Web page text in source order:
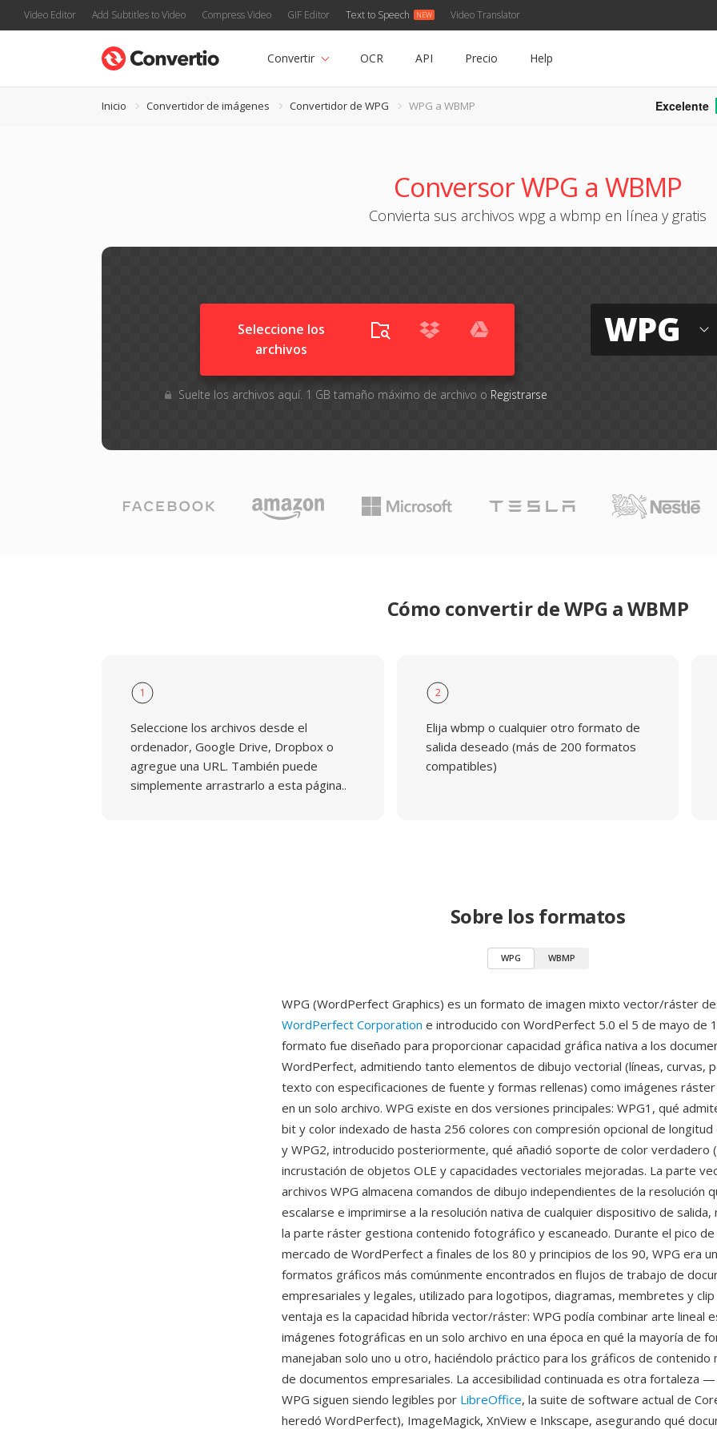
Video Editor Add Subtitles to Video Compress Video GIF Editor Text to Speech Video Translator
Convertir OCR API Precio Help
Inicio Convertidor de imágenes Convertidor de WPG WPG a WBMP Excelente
Conversor WPG a WBMP
Convierta sus archivos wpg a wbmp en línea y gratis
Seleccione los
archivos
Suelte los archivos aquí. 1 GB tamaño máximo de archivo o Registrarse
WPG
Cómo convertir de WPG a WBMP
1
Seleccione los archivos desde el
ordenador, Google Drive, Dropbox o
agregue una URL. También puede
simplemente arrastrarlo a esta página..
2
Elija wbmp o cualquier otro formato de
salida deseado (más de 200 formatos
compatibles)
Sobre los formatos
WPG WBMP
WPG (WordPerfect Graphics) es un formato de imagen mixto vector/ráster
WordPerfect Corporation e introducido con WordPerfect 5.0 el 5 de mayo de
formato fue diseñado para proporcionar capacidad gráfica nativa a los
WordPerfect, admitiendo tanto elementos de dibujo vectorial (líneas, curvas,
texto con especificaciones de fuente y formas rellenas) como imágenes
en un solo archivo. WPG existe en dos versiones principales: WPG1, qué
bit y color indexado de hasta 256 colores con compresión opcional de longitud
y WPG2, introducido posteriormente, qué añadió soporte de color verdadero
incrustación de objetos OLE y capacidades vectoriales mejoradas. La parte
archivos WPG almacena comandos de dibujo independientes de la resolución
escalarse e imprimirse a la resolución nativa de cualquier dispositivo de salida,
la parte ráster gestiona contenido fotográfico y escaneado. Durante el pico
mercado de WordPerfect a finales de los 80 y principios de los 90, WPG era
formatos gráficos más comúnmente encontrados en flujos de trabajo de
empresariales y legales, utilizado para logotipos, diagramas, membretes y clip
ventaja es la capacidad híbrida vector/ráster: WPG podía combinar arte lineal
imágenes fotográficas en un solo archivo en una época en qué la mayoría de
manejaban solo uno u otro, haciéndolo práctico para los gráficos de contenido
de documentos empresariales. La accesibilidad continuada es otra fortaleza
WPG siguen siendo legibles por LibreOffice, la suite de software actual de
heredó WordPerfect), ImageMagick, XnView e Inkscape, asegurando qué